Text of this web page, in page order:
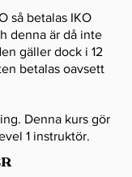
så betalas IKO
denna är då inte
gäller dock i 12
betalas oavsett
Denna kurs gör
1 instruktör.